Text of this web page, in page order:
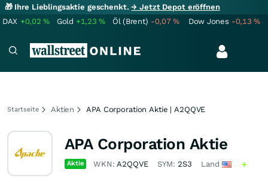
🎁 Ihre Lieblingsaktie geschenkt.→ Jetzt Depot eröffnen
DAX +0,02% Gold +1,23% Öl (Brent) -0,07% Dow Jones -0,13%
Startseite Aktien APA Corporation Aktie | A2QQVE
APA Corporation Aktie
Aktie WKN:A2QQVE SYM: 2S3 Land